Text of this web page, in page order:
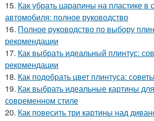
15. Как убрать царапины на пластике в
автомобиля: полное руководство
16. Полное руководство по выбору
рекомендации
17. Как выбрать идеальный плинтус:
рекомендации
18. Как подобрать цвет плинтуса:
19. Как выбрать идеальные картины
современном стиле
20. Как повесить три картины над